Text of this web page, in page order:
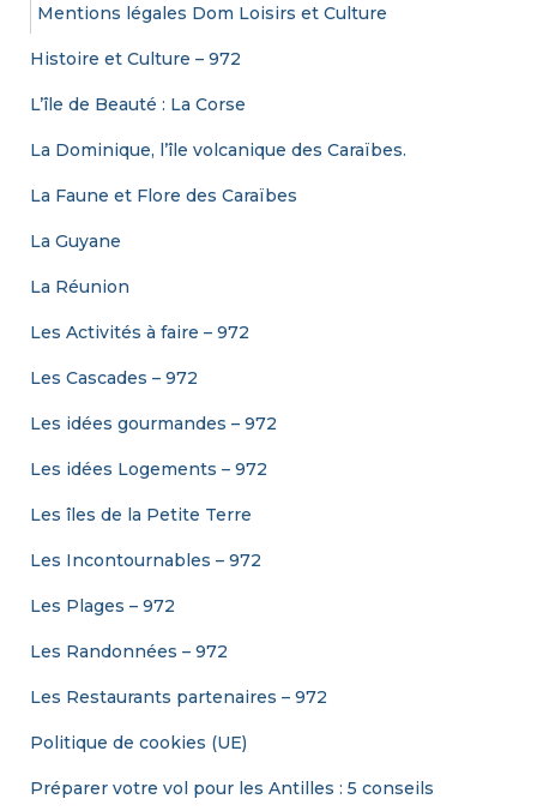
Mentions légales Dom Loisirs et Culture
Histoire et Culture – 972
L’île de Beauté : La Corse
La Dominique, l’île volcanique des Caraïbes.
La Faune et Flore des Caraïbes
La Guyane
La Réunion
Les Activités à faire – 972
Les Cascades – 972
Les idées gourmandes – 972
Les idées Logements – 972
Les îles de la Petite Terre
Les Incontournables – 972
Les Plages – 972
Les Randonnées – 972
Les Restaurants partenaires – 972
Politique de cookies (UE)
Préparer votre vol pour les Antilles : 5 conseils